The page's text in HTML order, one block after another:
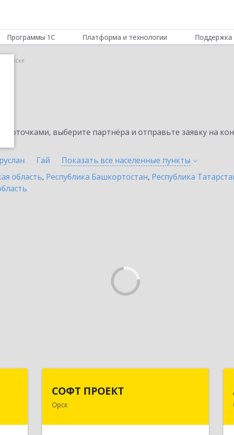
Программы 1С Платформа и технологии Поддержка
в Орске
выберите партнёра и отправьте заявку на
Гай Показать все населенные пункты
область, Республика Башкортостан, Республика
СОФТ ПРОЕКТ
Орск